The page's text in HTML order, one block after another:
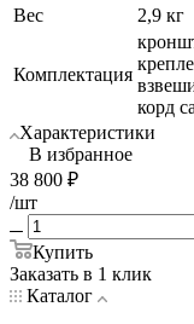
Вес
2,9 кг
Комплектация
корд
Характеристики
В избранное
38 800 ₽
/шт
Купить
Заказать в 1 клик
Каталог